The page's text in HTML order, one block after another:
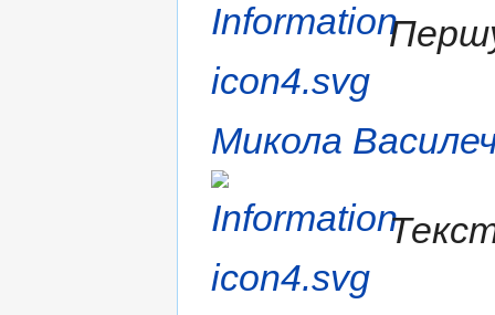
Першу
Микола